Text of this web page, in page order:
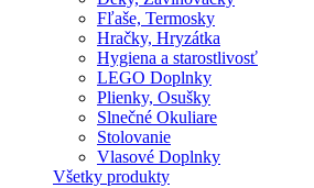
Fľaše, Termosky
Hračky, Hryzátka
Hygiena a starostlivosť
LEGO Doplnky
Plienky, Osušky
Slnečné Okuliare
Stolovanie
Vlasové Doplnky
Všetky produkty